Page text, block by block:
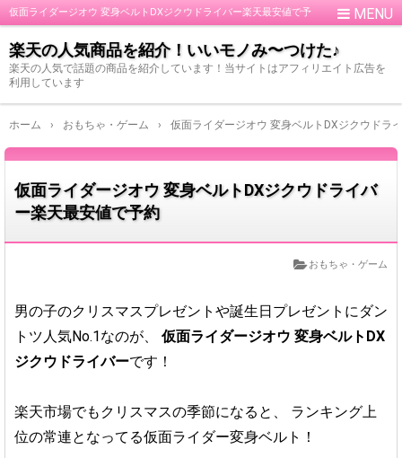
仮面ライダージオウ 変身ベルトDXジクウドライバー楽天最安値で予
楽天の人気商品を紹介！いいモノみ〜つけた♪
楽天の人気で話題の商品を紹介しています！当サイトはアフィリエイト広告を
利用しています
ホーム › おもちゃ・ゲーム › 仮面ライダージオウ 変身ベルトDXジクウドラ
仮面ライダージオウ 変身ベルトDXジクウドライバ
ー楽天最安値で予約
おもちゃ・ゲーム
男の子のクリスマスプレゼントや誕生日プレゼントにダン
トツ人気No.1なのが、
仮面ライダージオウ 変身ベルトDX
ジクウドライバーです！
楽天市場でもクリスマスの季節になると、
ランキング上
位の常連となってる仮面ライダー変身ベルト！